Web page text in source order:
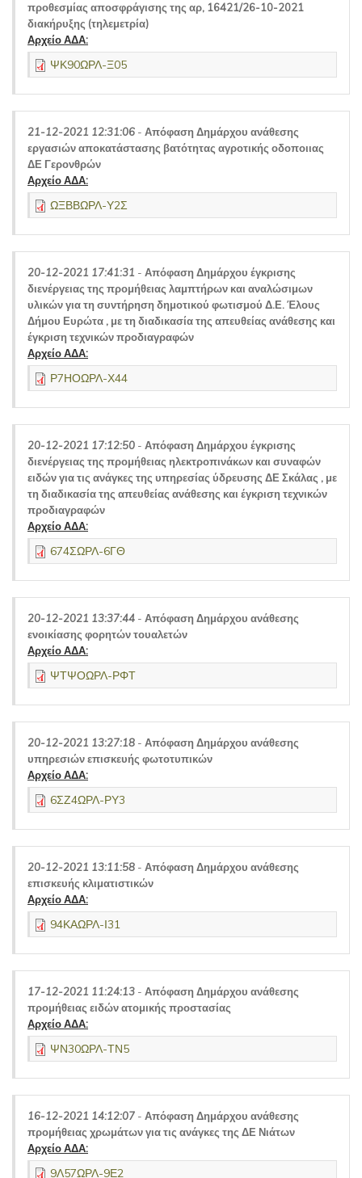
προθεσμίας αποσφράγισης της αρ, 16421/26-10-2021
διακήρυξης (τηλεμετρία)
Αρχείο ΑΔΑ:
ΨΚ90ΩΡΛ-Ξ05
21-12-2021 12:31:06 - Απόφαση Δημάρχου ανάθεσης
εργασιών αποκατάστασης βατότητας αγροτικής οδοποιιας
ΔΕ Γερονθρών
Αρχείο ΑΔΑ:
ΩΞΒΒΩΡΛ-Υ2Σ
20-12-2021 17:41:31 - Απόφαση Δημάρχου έγκρισης
διενέργειας της προμήθειας λαμπτήρων και αναλώσιμων
υλικών για τη συντήρηση δημοτικού φωτισμού Δ.Ε. Έλους
Δήμου Ευρώτα , με τη διαδικασία της απευθείας ανάθεσης και
έγκριση τεχνικών προδιαγραφών
Αρχείο ΑΔΑ:
Ρ7ΗΟΩΡΛ-Χ44
20-12-2021 17:12:50 - Απόφαση Δημάρχου έγκρισης
διενέργειας της προμήθειας ηλεκτροπινάκων και συναφών
ειδών για τις ανάγκες της υπηρεσίας ύδρευσης ΔΕ Σκάλας , με
τη διαδικασία της απευθείας ανάθεσης και έγκριση τεχνικών
προδιαγραφών
Αρχείο ΑΔΑ:
674ΣΩΡΛ-6ΓΘ
20-12-2021 13:37:44 - Απόφαση Δημάρχου ανάθεσης
ενοικίασης φορητών τουαλετών
Αρχείο ΑΔΑ:
ΨΤΨΟΩΡΛ-ΡΦΤ
20-12-2021 13:27:18 - Απόφαση Δημάρχου ανάθεσης
υπηρεσιών επισκευής φωτοτυπικών
Αρχείο ΑΔΑ:
6ΣΖ4ΩΡΛ-ΡΥ3
20-12-2021 13:11:58 - Απόφαση Δημάρχου ανάθεσης
επισκευής κλιματιστικών
Αρχείο ΑΔΑ:
94ΚΑΩΡΛ-Ι31
17-12-2021 11:24:13 - Απόφαση Δημάρχου ανάθεσης
προμήθειας ειδών ατομικής προστασίας
Αρχείο ΑΔΑ:
ΨΝ30ΩΡΛ-ΤΝ5
16-12-2021 14:12:07 - Απόφαση Δημάρχου ανάθεσης
προμήθειας χρωμάτων για τις ανάγκες της ΔΕ Νιάτων
Αρχείο ΑΔΑ:
9Λ57ΩΡΛ-9Ε2